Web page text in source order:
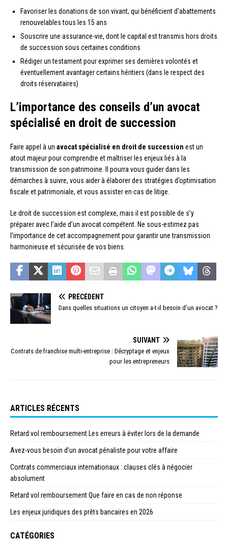
Favoriser les donations de son vivant, qui bénéficient d’abattements
renouvelables tous les 15 ans
Souscrire une assurance-vie, dont le capital est transmis hors droits
de succession sous certaines conditions
Rédiger un testament pour exprimer ses dernières volontés et
éventuellement avantager certains héritiers (dans le respect des
droits réservataires)
L’importance des conseils d’un avocat
spécialisé en droit de succession
Faire appel à un avocat spécialisé en droit de succession est un
atout majeur pour comprendre et maîtriser les enjeux liés à la
transmission de son patrimoine. Il pourra vous guider dans les
démarches à suivre, vous aider à élaborer des stratégies d’optimisation
fiscale et patrimoniale, et vous assister en cas de litige.
Le droit de succession est complexe, mais il est possible de s’y
préparer avec l’aide d’un avocat compétent. Ne sous-estimez pas
l’importance de cet accompagnement pour garantir une transmission
harmonieuse et sécurisée de vos biens.
PRÉCÉDENT
Dans quelles situations un citoyen a-t-il besoin d’un avocat ?
SUIVANT
Contrats de franchise multi-entreprise : Décryptage et enjeux
pour les entrepreneurs
ARTICLES RÉCENTS
Retard vol remboursement Les erreurs à éviter lors de la demande
Avez-vous besoin d’un avocat pénaliste pour votre affaire
Contrats commerciaux internationaux : clauses clés à négocier
absolument
Retard vol remboursement Que faire en cas de non réponse
Les enjeux juridiques des prêts bancaires en 2026
CATÉGORIES